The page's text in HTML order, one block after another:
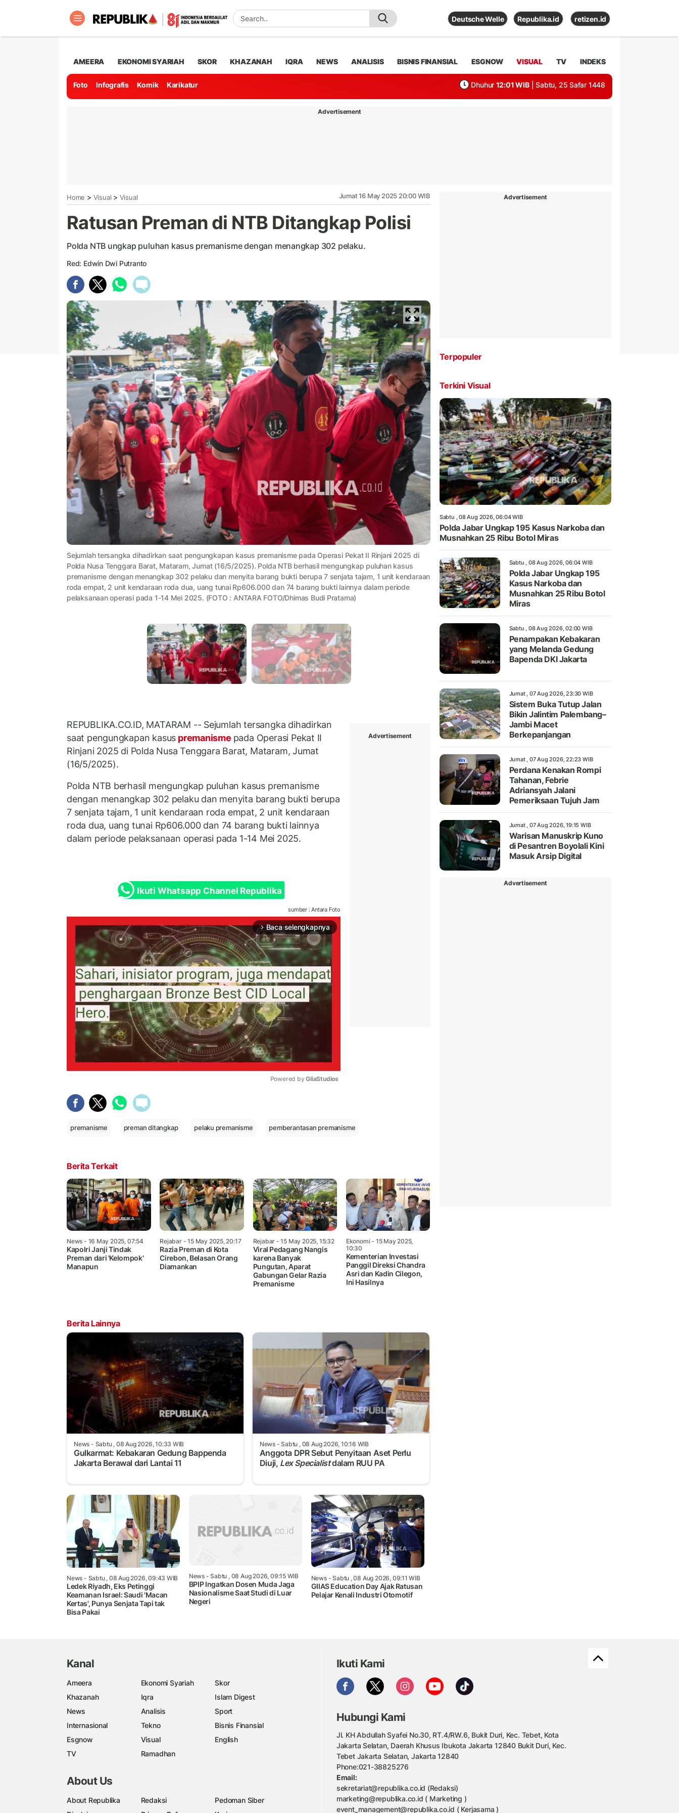
Deutsche Welle Republika.id retizen.id
AMEERA EKONOMI SYARIAH SKOR KHAZANAH IQRA NEWS ANALISIS BISNIS FINANSIAL ESGNOW VISUAL TV INDEKS
Foto Infografis Komik Karikatur Dhuhur 12:01 WIB | Sabtu, 25 Safar 1448
Advertisement
Home > Visual > Visual Jumat 16 May 2025 20:00 WIB
Ratusan Preman di NTB Ditangkap Polisi
Polda NTB ungkap puluhan kasus premanisme dengan menangkap 302 pelaku.
Red: Edwin Dwi Putranto
Sejumlah tersangka dihadirkan saat pengungkapan kasus premanisme pada Operasi Pekat II Rinjani 2025 di
Polda Nusa Tenggara Barat, Mataram, Jumat (16/5/2025). Polda NTB berhasil mengungkap puluhan kasus
premanisme dengan menangkap 302 pelaku dan menyita barang bukti berupa 7 senjata tajam, 1 unit kendaraan
roda empat, 2 unit kendaraan roda dua, uang tunai Rp606.000 dan 74 barang bukti lainnya dalam periode
pelaksanaan operasi pada 1-14 Mei 2025. (FOTO : ANTARA FOTO/Dhimas Budi Pratama)
REPUBLIKA.CO.ID, MATARAM -- Sejumlah tersangka dihadirkan
saat pengungkapan kasus premanisme pada Operasi Pekat II
Rinjani 2025 di Polda Nusa Tenggara Barat, Mataram, Jumat
(16/5/2025).
Polda NTB berhasil mengungkap puluhan kasus premanisme
dengan menangkap 302 pelaku dan menyita barang bukti berupa
7 senjata tajam, 1 unit kendaraan roda empat, 2 unit kendaraan
roda dua, uang tunai Rp606.000 dan 74 barang bukti lainnya
dalam periode pelaksanaan operasi pada 1-14 Mei 2025.
Ikuti Whatsapp Channel Republika
sumber : Antara Foto
arrow_forward_ios Baca selengkapnya
Powered by GliaStudios
Advertisement
premanisme preman ditangkap pelaku premanisme pemberantasan premanisme
Berita Terkait
News - 16 May 2025, 07:54
Kapolri Janji Tindak
Preman dari 'Kelompok'
Manapun
Rejabar- 15 May 2025, 20:17
Razia Preman di Kota
Cirebon, Belasan Orang
Diamankan
Rejabar - 15 May 2025, 15:32
Viral Pedagang Nangis
karena Banyak
Pungutan, Aparat
Gabungan Gelar Razia
Premanisme
Ekonomi- 15 May 2025,
10:30
Kementerian Investasi
Panggil Direksi Chandra
Asri dan Kadin Cilegon,
Ini Hasilnya
Berita Lainnya
News - Sabtu , 08 Aug 2026, 10:33 WIB
Gulkarmat: Kebakaran Gedung Bappenda
Jakarta Berawal dari Lantai 11
News- Sabtu , 08 Aug 2026, 10:16 WIB
Anggota DPR Sebut Penyitaan Aset Perlu
Diuji, Lex Specialistdalam RUU PA
News - Sabtu , 08 Aug 2026, 09:43 WIB
Ledek Riyadh, Eks Petinggi
Keamanan Israel: Saudi 'Macan
Kertas', Punya Senjata Tapi tak
Bisa Pakai
News- Sabtu , 08 Aug 2026, 09:15 WIB
BPIP Ingatkan Dosen Muda Jaga
Nasionalisme Saat Studi di Luar
Negeri
News- Sabtu , 08 Aug 2026, 09:11 WIB
GIIAS Education Day Ajak Ratusan
Pelajar Kenali Industri Otomotif
Advertisement
Terpopuler
Terkini Visual
Sabtu , 08 Aug 2026, 06:04 WIB
Polda Jabar Ungkap 195 Kasus Narkoba dan
Musnahkan 25 Ribu Botol Miras
Sabtu , 08 Aug 2026, 06:04 WIB
Polda Jabar Ungkap 195
Kasus Narkoba dan
Musnahkan 25 Ribu Botol
Miras
Sabtu , 08 Aug 2026, 02:00 WIB
Penampakan Kebakaran
yang Melanda Gedung
Bapenda DKI Jakarta
Jumat , 07 Aug 2026, 23:30 WIB
Sistem Buka Tutup Jalan
Bikin Jalintim Palembang–
Jambi Macet
Berkepanjangan
Jumat , 07 Aug 2026, 22:23 WIB
Perdana Kenakan Rompi
Tahanan, Febrie
Adriansyah Jalani
Pemeriksaan Tujuh Jam
Jumat , 07 Aug 2026, 19:15 WIB
Warisan Manuskrip Kuno
di Pesantren Boyolali Kini
Masuk Arsip Digital
Advertisement
Kanal
Ameera Ekonomi Syariah
Skor
Khazanah
Iqra
Islam Digest
News
Analisis
Sport
Internasional
Tekno
Bisnis Finansial
Esgnow
Visual
English
TV
Ramadhan
About Us
About Republika Redaksi
Pedoman Siber
Ikuti Kami
Hubungi Kami
Jl. KH Abdullah Syafei No.30, RT.4/RW.6, Bukit Duri, Kec. Tebet, Kota
Jakarta Selatan, Daerah Khusus Ibukota Jakarta 12840 Bukit Duri, Kec.
Tebet Jakarta Selatan, Jakarta 12840
Phone:021-38825276
Email:
sekretariat@republika.co.id (Redaksi)
marketing@republika.co.id ( Marketing )
event_management@republika.co.id ( Kerjasama )